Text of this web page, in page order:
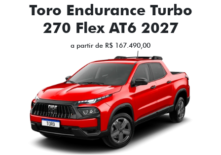
Toro Endurance Turbo
270 Flex AT6 2027
a partir de R$ 167.490,00